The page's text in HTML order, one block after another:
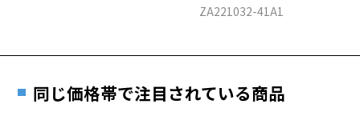
ボストン
安心3 かかり具合調整無料
す。
お近くのZoff実店舗にて度数を測定いただけます（無料）。
その際は記入用紙をダウンロードしてお使いください。
ZA221032-41A1
同じ価格帯で注目されている商品